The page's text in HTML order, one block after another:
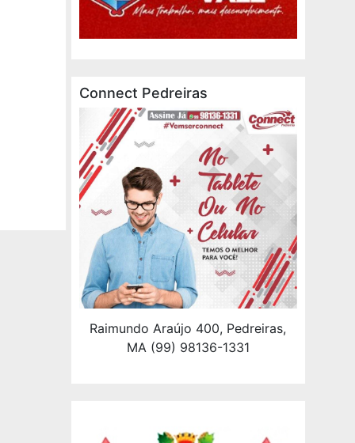
Connect Pedreiras
Raimundo Araújo 400, Pedreiras,
MA (99) 98136-1331